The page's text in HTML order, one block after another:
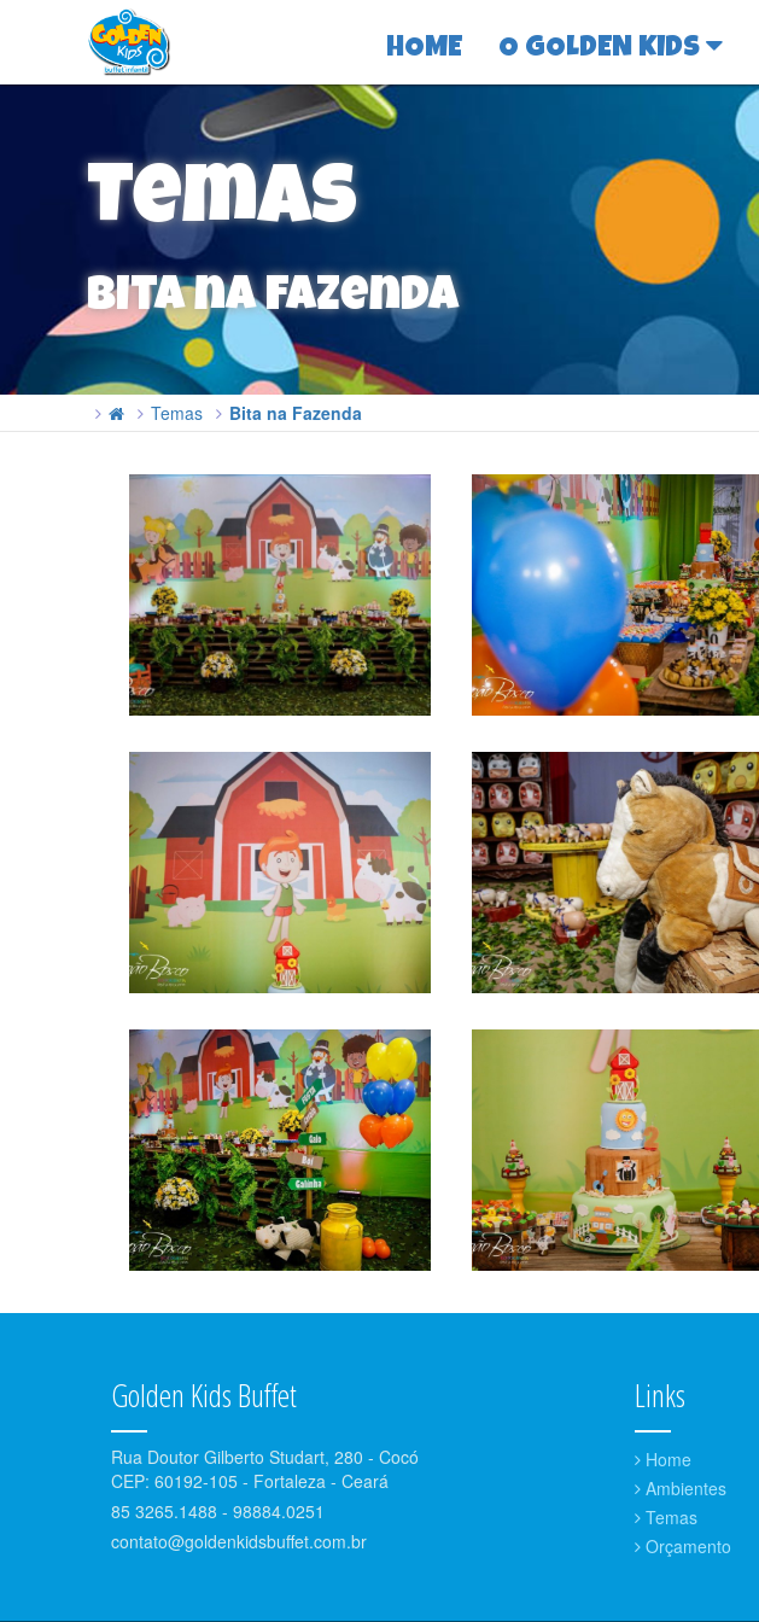
HOME O GOLDEN KIDS
Temas
Bita na Fazenda
Temas Bita na Fazenda
Golden Kids Buffet
Rua Doutor Gilberto Studart, 280 - Cocó
CEP: 60192-105 - Fortaleza - Ceará
85 3265.1488 - 98884.0251
contato@goldenkidsbuffet.com.br
Links
Home
Ambientes
Temas
Orçamento